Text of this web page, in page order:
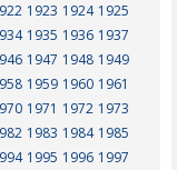
1923 1924 1925
1935 1936 1937
1947 1948 1949
1959 1960 1961
1971 1972 1973
1983 1984 1985
1995 1996 1997